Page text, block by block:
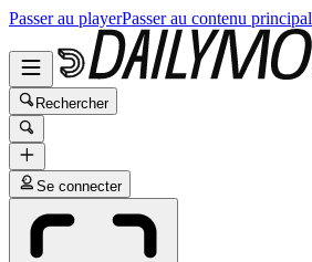
Passer au playerPasser au contenu principal
Rechercher
Se connecter